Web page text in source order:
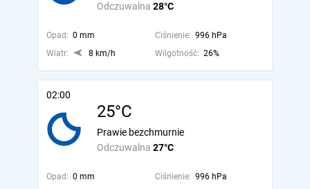
Odczuwalna 28°C
Opad: 0 mm Ciśnienie: 996 hPa
Wiatr:
8 km/h Wilgotność: 26%
02:00
25°C
Odczuwalna 27°C
Prawie bezchmurnie
Opad: 0 mm Ciśnienie: 996 hPa